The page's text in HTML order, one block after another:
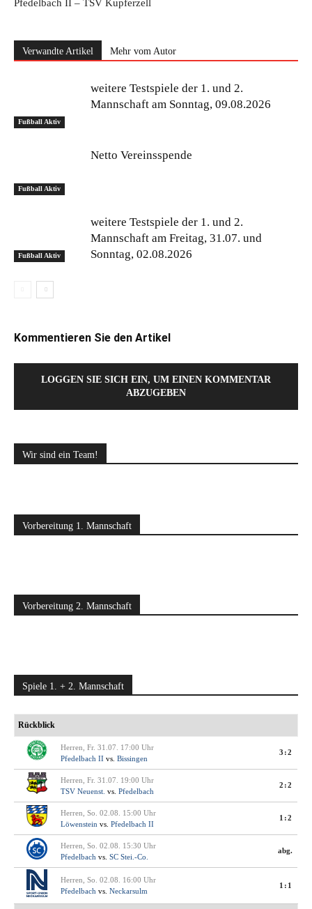
Pfedelbach II – TSV Kupferzell
Verwandte Artikel Mehr vom Autor
Fußball Aktiv
weitere Testspiele der 1. und 2.
Mannschaft am Sonntag, 09.08.2026
Fußball Aktiv
Netto Vereinsspende
Fußball Aktiv
weitere Testspiele der 1. und 2.
Mannschaft am Freitag, 31.07. und
Sonntag, 02.08.2026
Kommentieren Sie den Artikel
LOGGEN SIE SICH EIN, UM EINEN KOMMENTAR
ABZUGEBEN
Wir sind ein Team!
Vorbereitung 1. Mannschaft
Vorbereitung 2. Mannschaft
Spiele 1. + 2. Mannschaft
Rückblick
Herren, Fr. 31.07. 17:00 Uhr
Pfedelbach II vs. Bissingen
3:2
Herren, Fr. 31.07. 19:00 Uhr
TSV Neuenst. vs. Pfedelbach
2:2
Herren, So. 02.08. 15:00 Uhr
Löwenstein vs. Pfedelbach II
1:2
Herren, So. 02.08. 15:30 Uhr
Pfedelbach vs. SC Stei.-Co.
abg.
Herren, So. 02.08. 16:00 Uhr
Pfedelbach vs. Neckarsulm
1:1